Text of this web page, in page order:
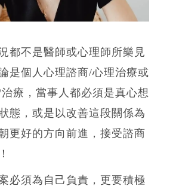
都不是醫師或心理師所樂見
是個人心理諮商/心理治療或
療，當事人都必須是真心想
態，或是以改善這段關係為
更好的方向前進，接受諮商
必須為自己負責，更要積極